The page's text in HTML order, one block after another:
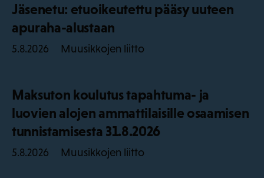
Jäsenetu: etuoikeutettu pääsy uuteen
apuraha-alustaan
5.8.2026 Muusikkojen liitto
Maksuton koulutus tapahtuma- ja
luovien alojen ammattilaisille osaamisen
tunnistamisesta 31.8.2026
5.8.2026 Muusikkojen liitto